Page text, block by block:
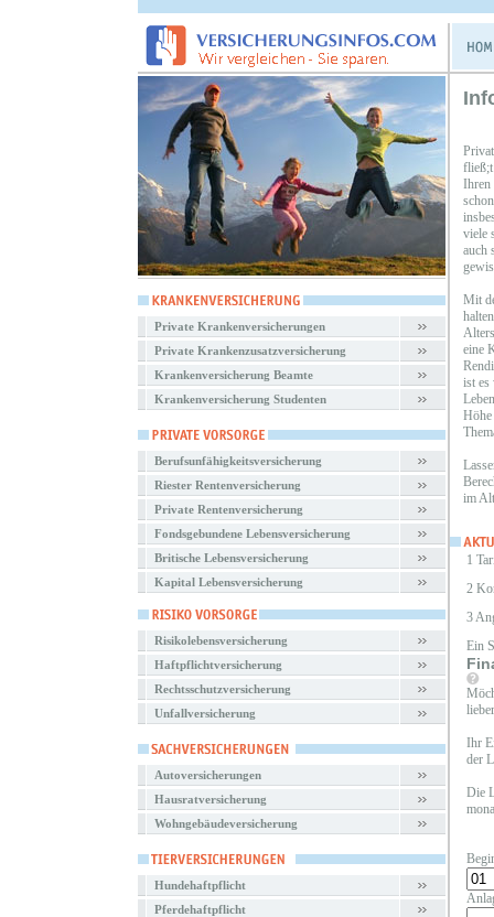
Private Krankenversicherungen
Private Krankenzusatzversicherung
Krankenversicherung Beamte
Krankenversicherung Studenten
Berufsunfähigkeitsversicherung
Riester Rentenversicherung
Private Rentenversicherung
Fondsgebundene Lebensversicherung
Britische Lebensversicherung
Kapital Lebensversicherung
Risikolebensversicherung
Haftpflichtversicherung
Rechtsschutzversicherung
Unfallversicherung
Autoversicherungen
Hausratversicherung
Wohngebäudeversicherung
Hundehaftpflicht
Pferdehaftpflicht
fließ;t
Ihren
viele
auch
Mit
eine
ist es
im
1
2
3
Ein
Ihr
der
Die